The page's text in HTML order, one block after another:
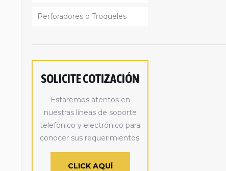
Perforadores o Troqueles
SOLICITE COTIZACIÓN
Estaremos atentos en
nuestras líneas de soporte
telefónico y electrónico para
conocer sus requerimientos.
CLICK AQUÍ